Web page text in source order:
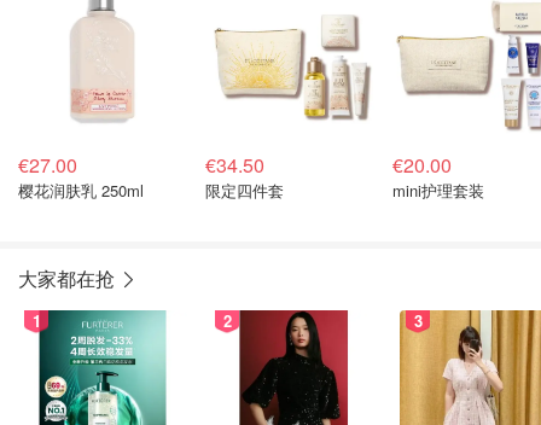
€27.00
樱花润肤乳 250ml
€34.50
限定四件套
€20.00
mini护理套装
大家都在抢
1 2 3